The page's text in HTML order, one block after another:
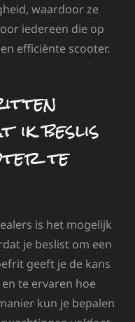
waardoor ze
iedereen die op
efficiënte scooter.
ik beslis
te
is het mogelijk
je beslist om een
geeft je de kans
te ervaren hoe
kun je bepalen